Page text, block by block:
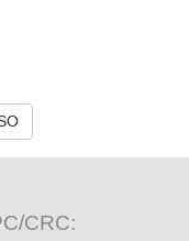
CRC: